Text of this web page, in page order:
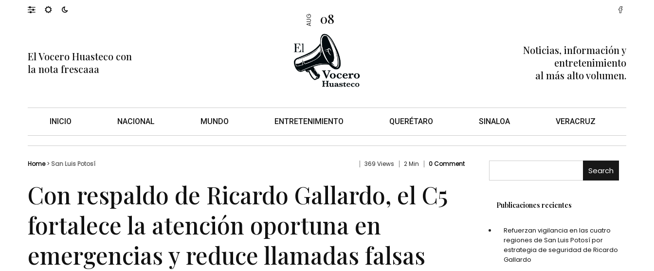
08
AUG
El Vocero Huasteco con
la nota frescaaa
Noticias, información y
entretenimiento
al más alto volumen.
INICIO NACIONAL MUNDO ENTRETENIMIENTO QUERÉTARO SINALOA VERACRUZ
Home> San Luis Potosí 369 Views 2 Min 0 Comment
Con respaldo de Ricardo Gallardo, el C5
fortalece la atención oportuna en
emergencias y reduce llamadas falsas
Search
Publicaciones recientes
Refuerzan vigilancia en las cuatro
regiones de San Luis Potosí por
estrategia de seguridad de Ricardo
Gallardo